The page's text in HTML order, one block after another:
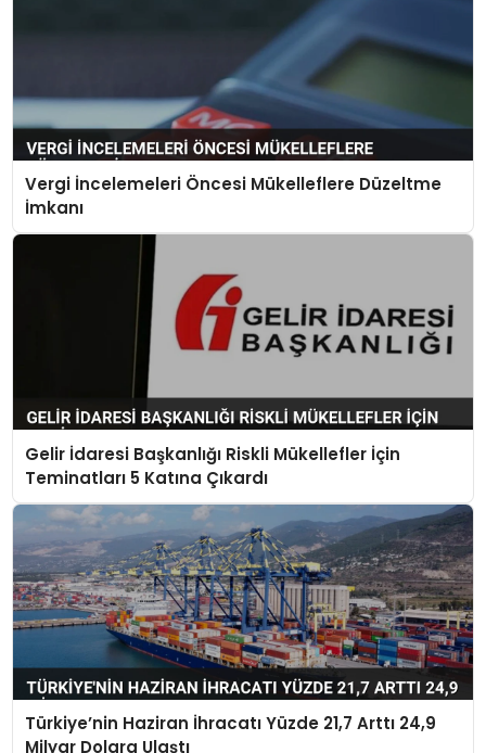
Vergi İncelemeleri Öncesi Mükelleflere Düzeltme
İmkanı
Gelir İdaresi Başkanlığı Riskli Mükellefler İçin
Teminatları 5 Katına Çıkardı
Türkiye’nin Haziran İhracatı Yüzde 21,7 Arttı 24,9
Milyar Dolara Ulaştı